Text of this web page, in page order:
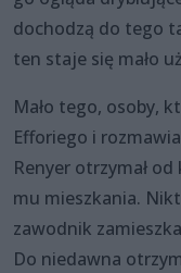
dochodzą do tego
ten staje się mało
Mało tego, osoby,
Efforiego i
Renyer otrzymał
mu mieszkania. Nikt
zawodnik
Do niedawna